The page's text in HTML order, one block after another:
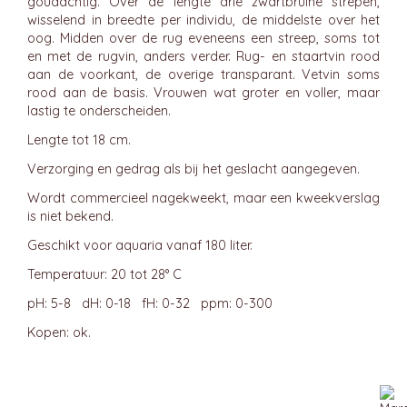
wisselend in breedte per individu, de middelste over het
oog. Midden over de rug eveneens een streep, soms tot
en met de rugvin, anders verder. Rug- en staartvin rood
aan de voorkant, de overige transparant. Vetvin soms
rood aan de basis. Vrouwen wat groter en voller, maar
lastig te onderscheiden.
Lengte tot 18 cm.
Verzorging en gedrag als bij het geslacht aangegeven.
Wordt commercieel nagekweekt, maar een kweekverslag
is niet bekend.
Geschikt voor aquaria vanaf 180 liter.
Temperatuur: 20 tot 28° C
pH: 5-8 dH: 0-18 fH: 0-32 ppm: 0-300
Kopen: ok.